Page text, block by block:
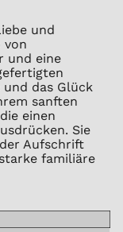
und
von
und eine
und das Glück
sanften
einen
Sie
Aufschrift
familiäre